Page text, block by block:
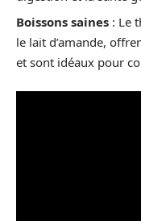
Boissons saines : Le
le lait d’amande,
et sont idéaux pour